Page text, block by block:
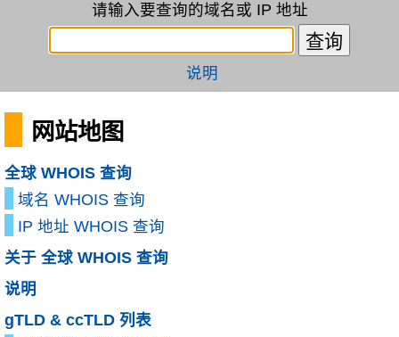
请输入要查询的域名或 IP 地址
说明
网站地图
全球 WHOIS 查询
域名 WHOIS 查询
IP 地址 WHOIS 查询
关于 全球 WHOIS 查询
说明
gTLD & ccTLD 列表